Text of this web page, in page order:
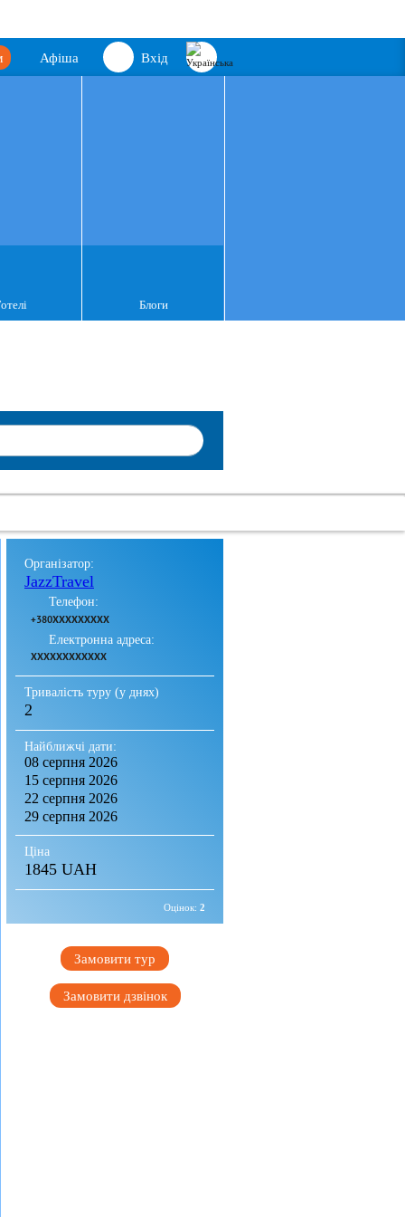
Вхід
Афіша
Блоги
Організатор:
JazzTravel
Телефон:
+380XXXXXXXXX
Електронна адреса:
XXXXXXXXXXXX
Тривалість туру (у днях)
2
Найближчі дати:
08 серпня 2026
15 серпня 2026
22 серпня 2026
29 серпня 2026
Ціна
1845 UAH
Оцінок: 2
Замовити тур
Замовити дзвінок